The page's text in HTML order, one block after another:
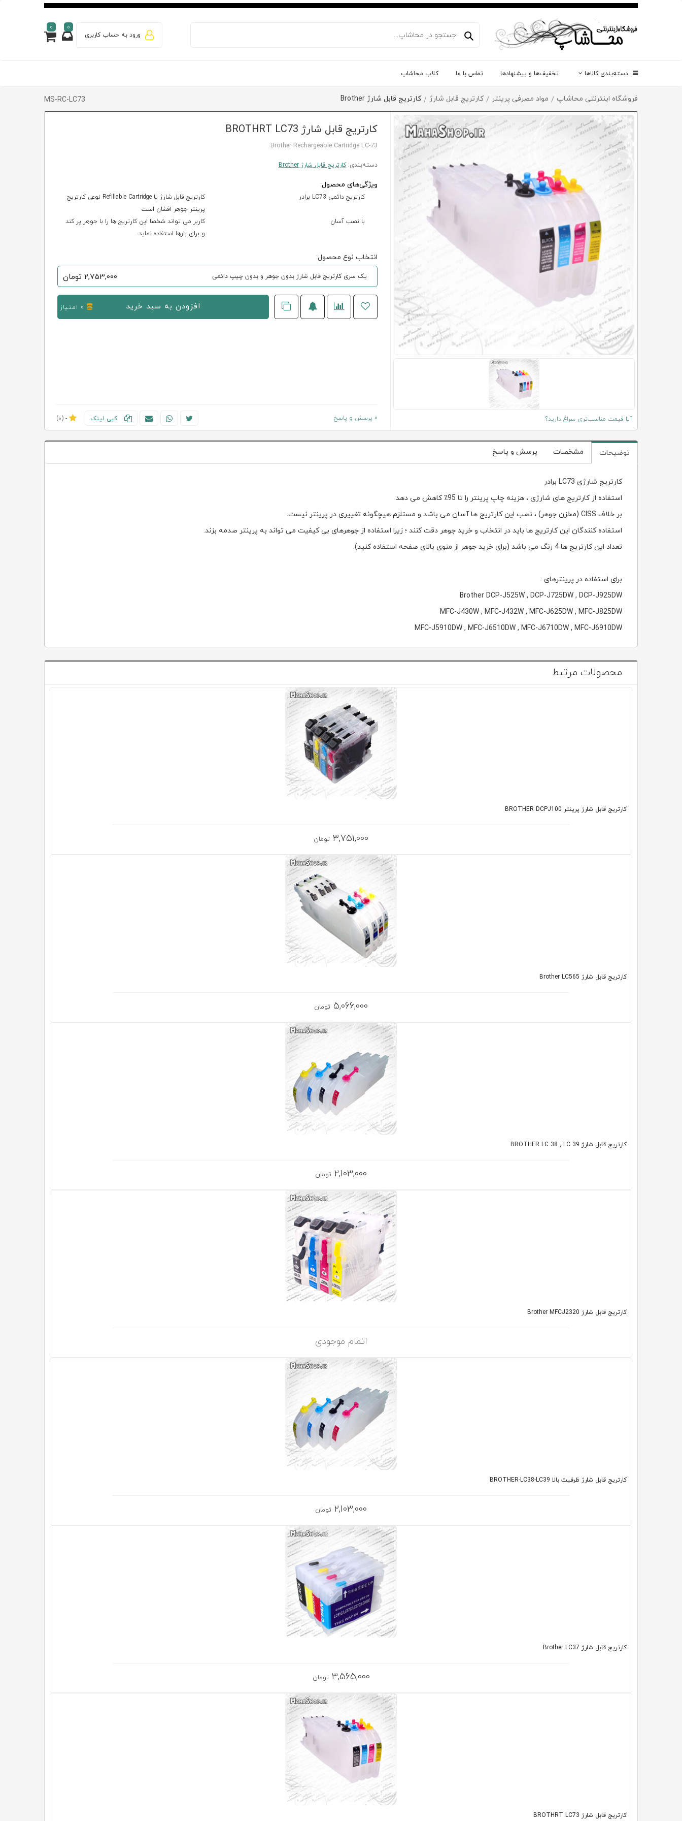
ورود به حساب کاربری
0
0
دسته‌بندی کالاها تخفیف‌ها و پیشنهادها تماس با ما کلاب محاشاپ
فروشگاه اینترنتی محاشاپ / مواد مصرفی پرینتر / کارتریج قابل شارژ / کارتریج قابل شارژ Brother MS-RC-LC73
آیا قیمت مناسب‌تری سراغ دارید؟
کارتریج قابل شارژ BROTHRT LC73
Brother Rechargeable Cartridge LC-73
دسته‌بندی:کارتریج قابل شارژ Brother
ویژگی‌های محصول:
کارتریج دائمی LC73 برادر
کارتریج قابل شارژ یا Refillable Cartridge نوعی کارتریج
پرینتر جوهر افشان است
با نصب آسان
کاربر می تواند شخصا این کارتریج ها را با جوهر پر کند
و برای بارها استفاده نماید.
انتخاب نوع محصول:
یک سری كارتريج قابل شارژ بدون جوهر و بدون چیپ دائمی 2,753,000 تومان
افزودن به سبد خرید 0 امتیاز
0 پرسش و پاسخ کپی لینک -
(0)
توضیحات مشخصات پرسش و پاسخ
کارتریج شارژی LC73 برادر
استفاده از کارتریج های شارژی ، هزینه چاپ پرینتر را تا 95٪ کاهش می دهد.
بر خلاف CISS (مخزن جوهر) ، نصب این کارتریج ها آسان می باشد و مستلزم هیچگونه تغییری در پرینتر نیست.
استفاده کنندگان این کارتریج ها باید در انتخاب و خرید جوهر دقت کنند ؛ زیرا استفاده از جوهرهای بی کیفیت می تواند به پرینتر صدمه بزند.
تعداد این کارتریج ها 4 رنگ می باشد (برای خرید جوهر از منوی بالای صفحه استفاده کنید).
برای استفاده در پرینترهای :
Brother DCP-J525W , DCP-J725DW , DCP-J925DW
MFC-J430W , MFC-J432W , MFC-J625DW , MFC-J825DW
MFC-J5910DW , MFC-J6510DW , MFC-J6710DW , MFC-J6910DW
محصولات مرتبط
کارتریج قابل شارژ پرینتر BROTHER DCPJ100
3,751,000 تومان
کارتریج قابل شارژ Brother LC565
5,066,000 تومان
کارتریج قابل شارژ BROTHER LC 38 , LC 39
2,103,000 تومان
کارتریج قابل شارژ Brother MFCJ2320
اتمام موجودی
کارتریج قابل شارژ ظرفیت بالا BROTHER-LC38-LC39
2,103,000 تومان
کارتریج قابل شارژ Brother LC37
3,565,000 تومان
کارتریج قابل شارژ BROTHRT LC73